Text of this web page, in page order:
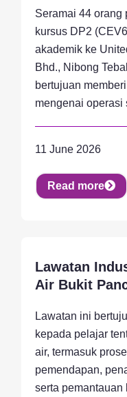
Seramai 44 orang
kursus DP2
akademik ke
Bhd., Nibong
bertujuan
mengenai operasi
11 June 2026
Read more
Activity, Student
Lawatan
Air Bukit
Lawatan ini
kepada pelajar
air, termasuk
pemendapan,
serta pemantauan